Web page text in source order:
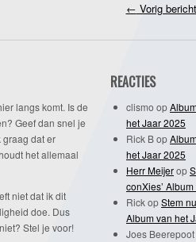
← Vorig bericht
langs komt. Is de
Geef dan snel je
graag dat er
het allemaal
niet dat ik dit
doe. Dus
Stel je voor!
REACTIES
clismo op
het Jaar 2025
Rick Bop
het Jaar 2025
Herr Meijerop
conXies’
RickopStem
Album van het
Joes Beerepoot